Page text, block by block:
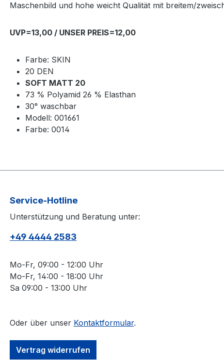
Maschenbild und hohe weicht Qualität mit breitem/
UVP=13,00 / UNSER PREIS=12,00
Farbe: SKIN
20 DEN
SOFT MATT 20
73 % Polyamid 26 % Elasthan
30° waschbar
Modell: 001661
Farbe: 0014
Service-Hotline
Unterstützung und Beratung unter:
+49 4444 2583
Mo-Fr, 09:00 - 12:00 Uhr
Mo-Fr, 14:00 - 18:00 Uhr
Sa 09:00 - 13:00 Uhr
Oder über unser Kontaktformular.
Vertrag widerrufen